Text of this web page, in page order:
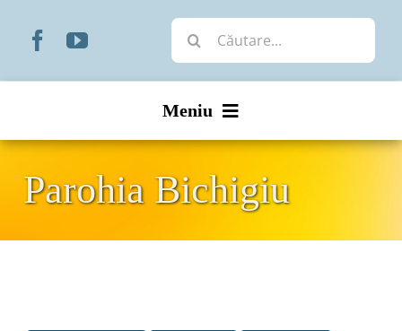
Cautare...
Meniu
Parohia Bichigiu